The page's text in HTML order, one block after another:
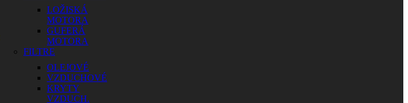
LOŽISKÁ
MOTORA
GUFERÁ
MOTORA
FILTRE
OLEJOVÉ
VZDUCHOVÉ
KRYTY
VZDUCH.